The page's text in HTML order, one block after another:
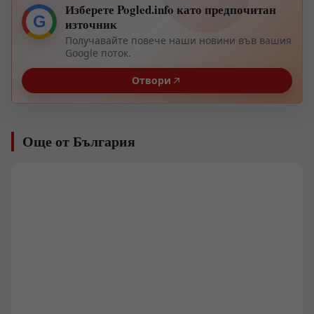
G
Изберете Pogled.info като предпочитан
източник
Получавайте повече наши новини във вашия
Google поток.
Отвори
Още от България